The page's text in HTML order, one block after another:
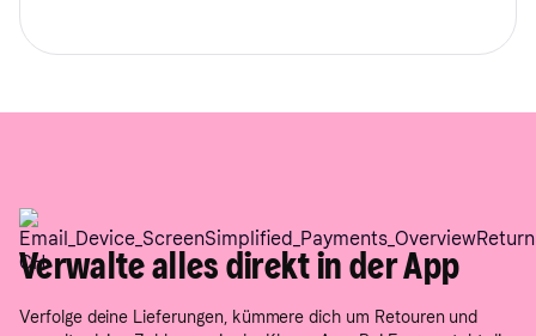
Verwalte alles direkt in der App
Verfolge deine Lieferungen, kümmere dich um Retouren und